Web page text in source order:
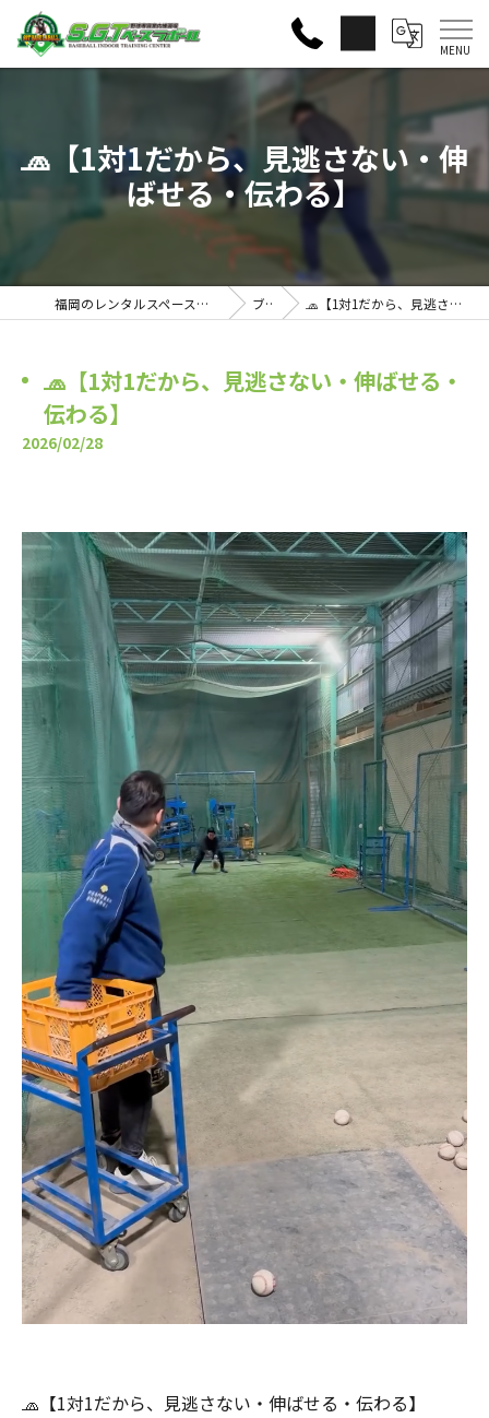
🧢【1対1だから、見逃さない・伸
ばせる・伝わる】
福岡のレンタルスペースならS・G・Tベースラボール ブログ 🧢【1対1だから、見逃さない・伸ばせる・伝わる】
🧢【1対1だから、見逃さない・伸ばせる・
伝わる】
2026/02/28
🧢【1対1だから、見逃さない・伸ばせる・伝わる】